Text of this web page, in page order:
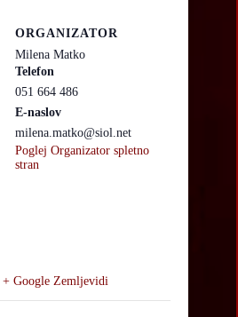
+ Google Zemljevidi
ORGANIZATOR
Milena Matko
Telefon
051 664 486
E-naslov
milena.matko@siol.net
Poglej Organizator spletno
stran